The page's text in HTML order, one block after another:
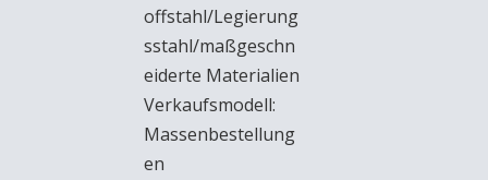
offstahl/Legierung
sstahl/maßgeschn
eiderte Materialien
Verkaufsmodell:
Massenbestellung
en